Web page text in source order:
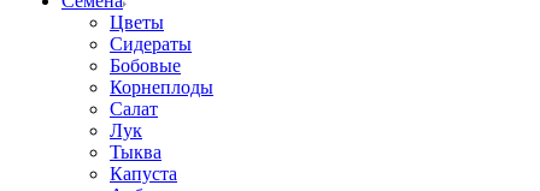
Цветы
Сидераты
Бобовые
Корнеплоды
Салат
Лук
Тыква
Капуста